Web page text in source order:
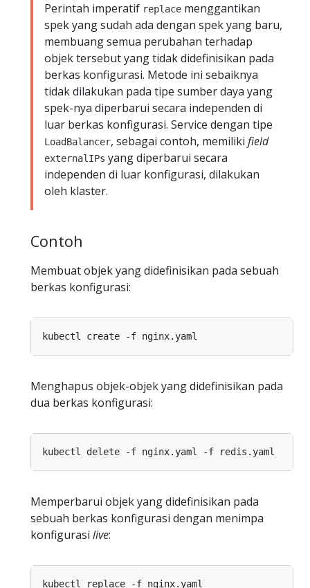
Perintah imperatif replace menggantikan
spek yang sudah ada dengan spek yang baru,
membuang semua perubahan terhadap
objek tersebut yang tidak didefinisikan pada
berkas konfigurasi. Metode ini sebaiknya
tidak dilakukan pada tipe sumber daya yang
spek-nya diperbarui secara independen di
luar berkas konfigurasi. Service dengan tipe
LoadBalancer, sebagai contoh, memiliki field
externalIPs yang diperbarui secara
independen di luar konfigurasi, dilakukan
oleh klaster.
Contoh
Membuat objek yang didefinisikan pada sebuah
berkas konfigurasi:
Menghapus objek-objek yang didefinisikan pada
dua berkas konfigurasi:
Memperbarui objek yang didefinisikan pada
sebuah berkas konfigurasi dengan menimpa
konfigurasi live: